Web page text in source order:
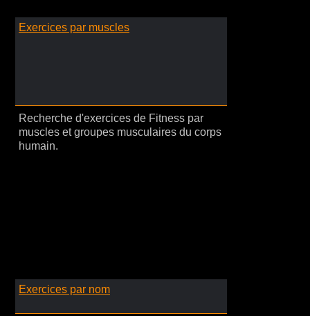
Exercices par muscles
Recherche d'exercices de Fitness par
muscles et groupes musculaires du corps
humain.
Exercices par nom